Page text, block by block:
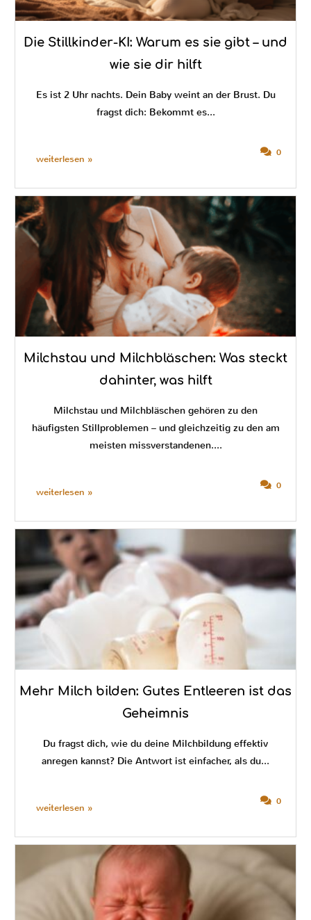
Die Stillkinder-KI: Warum es sie gibt – und
wie sie dir hilft
Es ist 2 Uhr nachts. Dein Baby weint an der Brust. Du
fragst dich: Bekommt es...
0
weiterlesen »
Milchstau und Milchbläschen: Was steckt
dahinter, was hilft
Milchstau und Milchbläschen gehören zu den
häufigsten Stillproblemen – und gleichzeitig zu den am
meisten missverstandenen....
0
weiterlesen »
Mehr Milch bilden: Gutes Entleeren ist das
Geheimnis
Du fragst dich, wie du deine Milchbildung effektiv
anregen kannst? Die Antwort ist einfacher, als du...
0
weiterlesen »